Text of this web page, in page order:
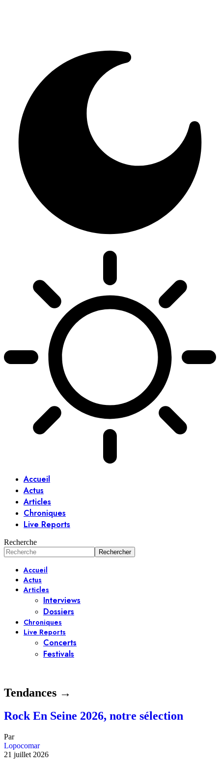
Accueil
Actus
Articles
Chroniques
Live Reports
Recherche
Accueil
Actus
Articles
Interviews
Dossiers
Chroniques
Live Reports
Concerts
Festivals
Tendances →
Rock En Seine 2026, notre sélection
Par
Lopocomar
21 juillet 2026